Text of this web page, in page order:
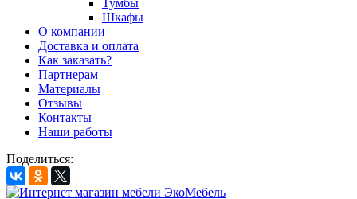
Тумбы
Шкафы
О компании
Доставка и оплата
Как заказать?
Партнерам
Материалы
Отзывы
Контакты
Наши работы
Поделиться: